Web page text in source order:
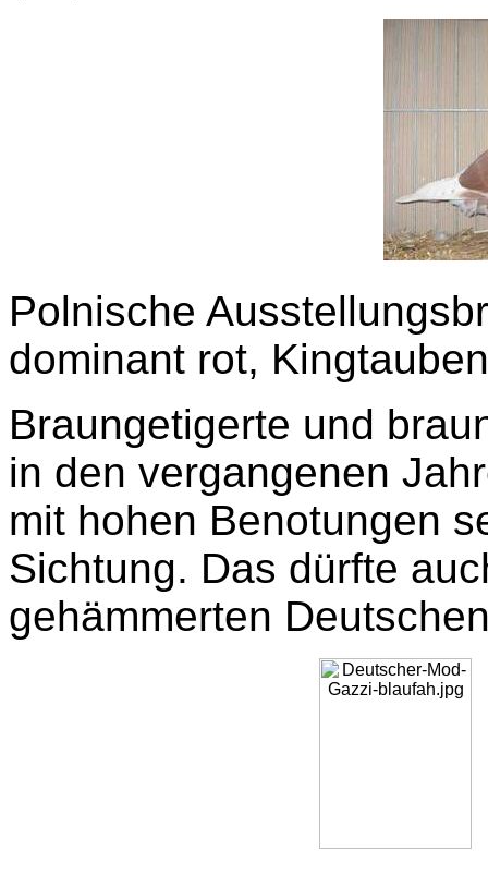
Polnische
dominant rot,
Braungetigerte und
in den vergangenen
mit hohen Benotungen
Sichtung. Das dürfte
gehämmerten